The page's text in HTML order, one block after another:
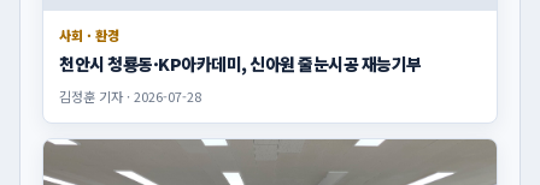
사회 · 환경
천안시 청룡동·KP아카데미, 신아원 줄눈시공 재능기부
김정훈 기자 · 2026-07-28